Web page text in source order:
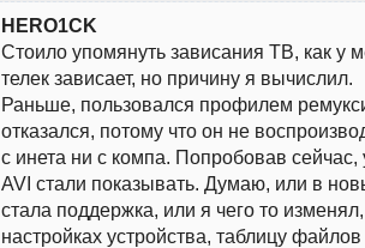
HERO1CK
Стоило упомянуть зависания ТВ, как у
телек зависает, но причину я вычислил.
Раньше, пользовался профилем
отказался, потому что он не
с инета ни с компа. Попробовав сейчас,
AVI стали показывать. Думаю, или в
стала поддержка, или я чего то
настройках устройства, таблицу